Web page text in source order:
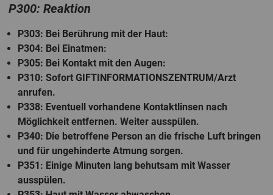
P300: Reaktion
P303: Bei Berührung mit der Haut:
P304: Bei Einatmen:
P305: Bei Kontakt mit den Augen:
P310: Sofort GIFTINFORMATIONSZENTRUM/Arzt
anrufen.
P338: Eventuell vorhandene Kontaktlinsen nach
Möglichkeit entfernen. Weiter ausspülen.
P340: Die betroffene Person an die frische Luft bringen
und für ungehinderte Atmung sorgen.
P351: Einige Minuten lang behutsam mit Wasser
ausspülen.